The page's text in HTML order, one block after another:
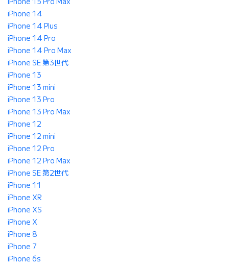
iPhone 14
iPhone 14 Plus
iPhone 14 Pro
iPhone 14 Pro Max
iPhone SE 第3世代
iPhone 13
iPhone 13 mini
iPhone 13 Pro
iPhone 13 Pro Max
iPhone 12
iPhone 12 mini
iPhone 12 Pro
iPhone 12 Pro Max
iPhone SE 第2世代
iPhone 11
iPhone XR
iPhone XS
iPhone X
iPhone 8
iPhone 7
iPhone 6s